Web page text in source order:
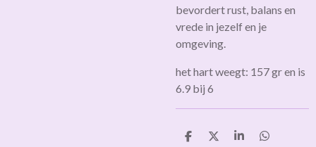
bevordert rust, balans en
vrede in jezelf en je
omgeving.
het hart weegt: 157 gr en is
6.9 bij 6
D
D
S
D